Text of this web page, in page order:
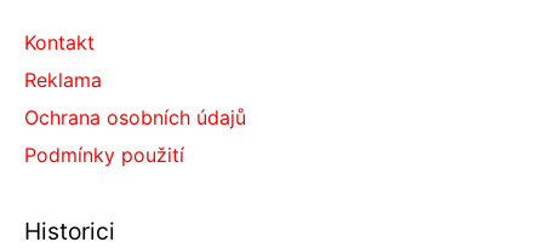
Kontakt
Reklama
Ochrana osobních údajů
Podmínky použití
Historici